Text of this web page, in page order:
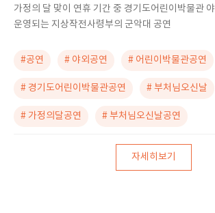
가정의 달 맞이 연휴 기간 중 경기도어린이박물관
운영되는 지상작전사령부의 군악대 공연
#공연 # 야외공연 # 어린이박물관공연
# 경기도어린이박물관공연 # 부처님오신날
# 가정의달공연 # 부처님오신날공연
자세히보기